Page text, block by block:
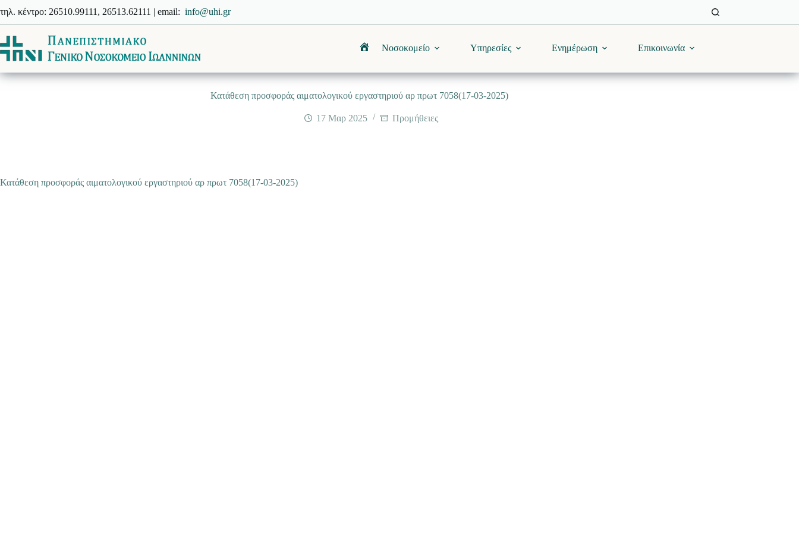
στο
περιεχόμενο
τηλ. κέντρο: 26510.99111, 26513.62111 | email: info@uhi.gr
ΑρχικήΝοσοκομείο Υπηρεσίες Ενημέρωση Επικοινωνία
Κατάθεση προσφοράς αιματολογικού εργαστηριού αρ πρωτ 7058(17-03-2025)
17 Μαρ 2025 Προμήθειες
Κατάθεση προσφοράς αιματολογικού εργαστηριού αρ πρωτ 7058(17-03-2025)